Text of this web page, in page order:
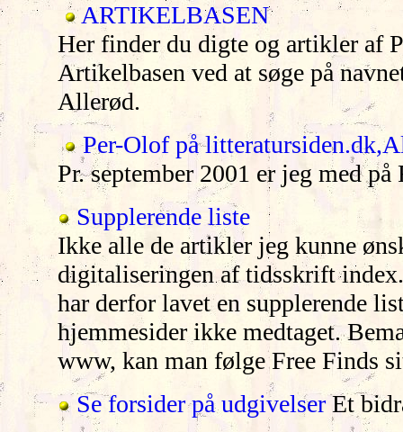
ARTIKELBASEN
Her finder du digte og artikler af
Artikelbasen ved at søge på
Allerød.
Per-Olof på
Pr. september 2001 er jeg med
Supplerende liste
Ikke alle de artikler jeg kunne
digitaliseringen af tidsskrift
har derfor lavet en supplerende
hjemmesider ikke medtaget.
www, kan man følge Free Finds
Se forsider på udgivelserEt